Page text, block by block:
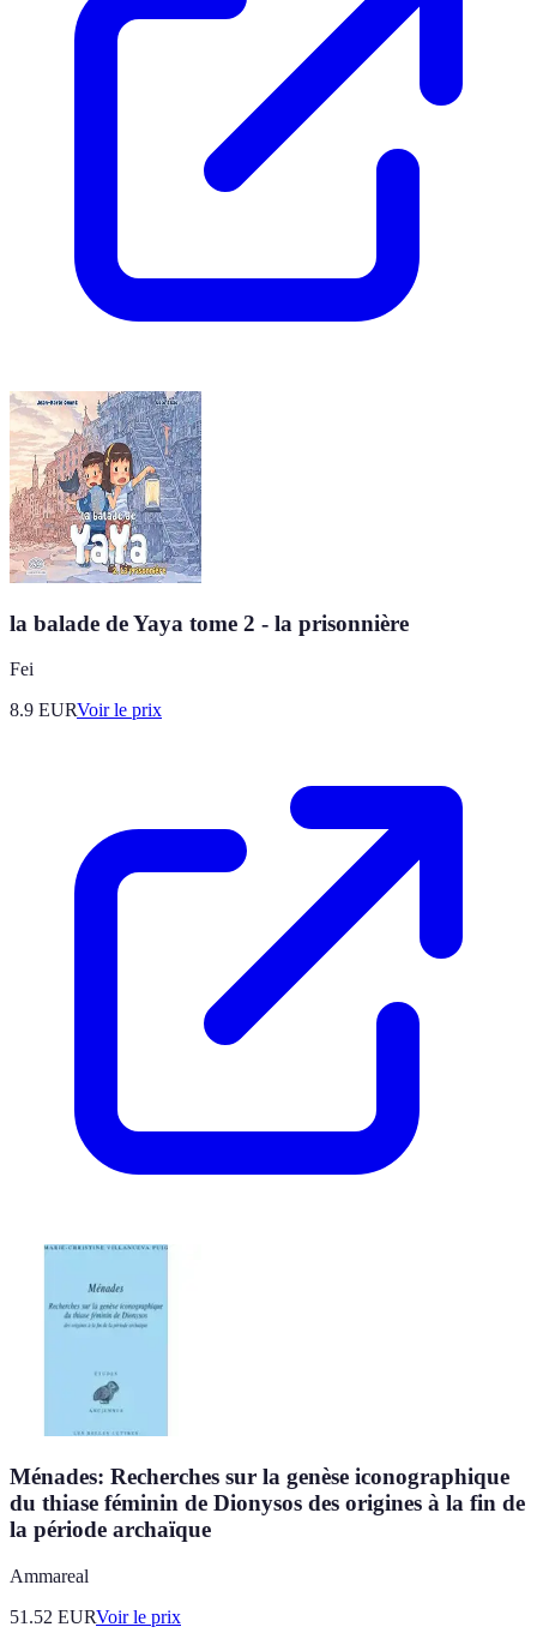
la balade de Yaya tome 2 - la prisonnière
Fei
8.9 EURVoir le prix
Ménades: Recherches sur la genèse iconographique
du thiase féminin de Dionysos des origines à la fin de
la période archaïque
Ammareal
51.52 EURVoir le prix